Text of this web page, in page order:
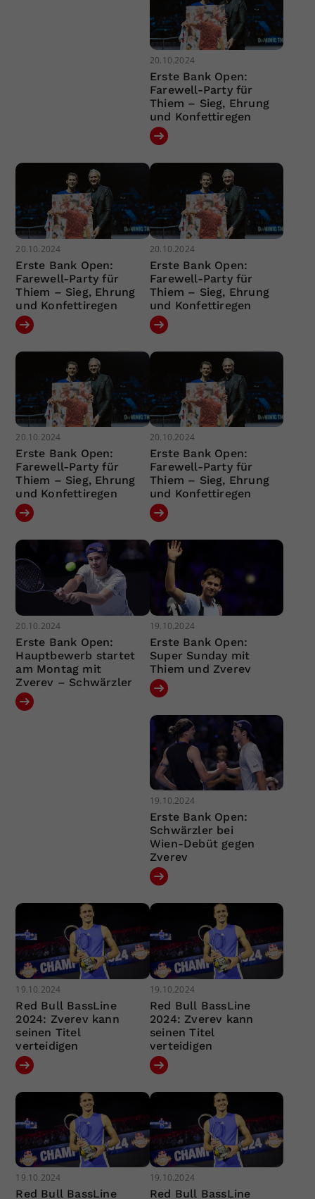
20.10.2024
Erste Bank Open:
Farewell-Party für
Thiem – Sieg, Ehrung
und Konfettiregen
20.10.2024
Erste Bank Open:
Farewell-Party für
Thiem – Sieg, Ehrung
und Konfettiregen
20.10.2024
Erste Bank Open:
Farewell-Party für
Thiem – Sieg, Ehrung
und Konfettiregen
20.10.2024
Erste Bank Open:
Farewell-Party für
Thiem – Sieg, Ehrung
und Konfettiregen
20.10.2024
Erste Bank Open:
Farewell-Party für
Thiem – Sieg, Ehrung
und Konfettiregen
20.10.2024
Erste Bank Open:
Hauptbewerb startet
am Montag mit
Zverev – Schwärzler
19.10.2024
Erste Bank Open:
Super Sunday mit
Thiem und Zverev
19.10.2024
Erste Bank Open:
Schwärzler bei
Wien-Debüt gegen
Zverev
19.10.2024
Red Bull BassLine
2024: Zverev kann
seinen Titel
verteidigen
19.10.2024
Red Bull BassLine
2024: Zverev kann
seinen Titel
verteidigen
19.10.2024
Red Bull BassLine
19.10.2024
Red Bull BassLine